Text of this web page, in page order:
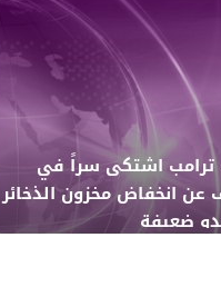
اشتكى سراً في
عن انخفاض مخزون الذخائر
ضعيفة